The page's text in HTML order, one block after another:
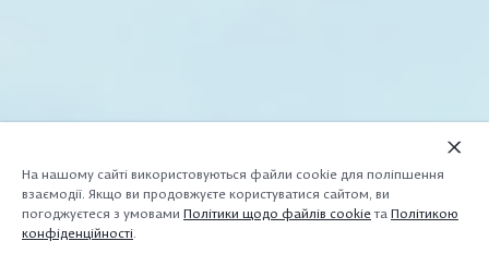
На нашому сайті використовуються файли cookie для поліпшення
взаємодії. Якщо ви продовжуєте користуватися сайтом, ви
погоджуєтеся з умовами Політики щодо файлів cookie та Політикою
конфіденційності.